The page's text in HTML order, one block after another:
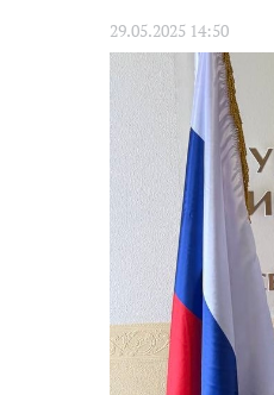
29.05.2025 14:50